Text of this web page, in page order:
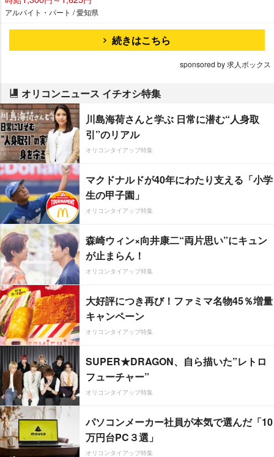
アルバイト・パート / 愛知県
続きはこちら
sponsored by 求人ボックス
オリコンニュース イチオシ特集
川島海荷さんと学ぶ 日常に潜む“人身取
引”のリアル
オリコンタイアップ特集
マクドナルドが40年にわたり支える「小学
生の甲子園」
オリコンタイアップ特集
森崎ウィン×向井康二“両片思い”にキュン
が止まらん！
オリコンタイアップ特集
大好評につき再び！ファミマ名物45％増量
キャンペーン
オリコンタイアップ特集
SUPER★DRAGON、自ら描いた”レトロ
フューチャー”
オリコンタイアップ特集
パソコンメーカー社員が本気で選んだ「10
万円台PC３選」
オリコンタイアップ特集